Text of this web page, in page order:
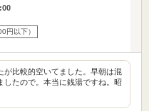
円以下）
が比較的空いてました。早朝は混
したので。本当に銭湯ですね。昭